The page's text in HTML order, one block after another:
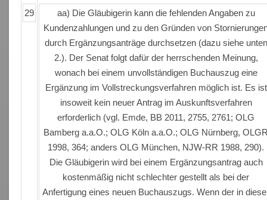
29
aa) Die Gläubigerin kann die fehlenden Angaben zu
Kundenzahlungen und zu den Gründen von
durch Ergänzungsanträge durchsetzen (dazu siehe unten
2.). Der Senat folgt dafür der herrschenden Meinung,
wonach bei einem unvollständigen Buchauszug eine
Ergänzung im Vollstreckungsverfahren möglich ist. Es ist
insoweit kein neuer Antrag im Auskunftsverfahren
erforderlich (vgl. Emde, BB 2011, 2755, 2761; OLG
Bamberg a.a.O.; OLG Köln a.a.O.; OLG Nürnberg,
1998, 364; anders OLG München, NJW-RR 1988, 290).
Die Gläubigerin wird bei einem Ergänzungsantrag auch
kostenmäßig nicht schlechter gestellt als bei der
Anfertigung eines neuen Buchauszugs. Wenn der in